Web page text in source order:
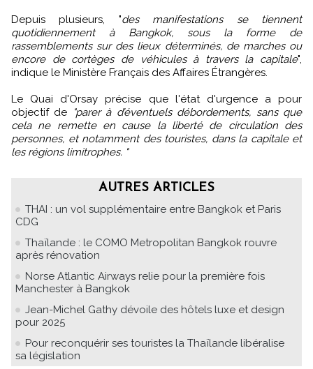
Depuis plusieurs, "des manifestations se tiennent
quotidiennement à Bangkok, sous la forme de
rassemblements sur des lieux déterminés, de marches ou
encore de cortèges de véhicules à travers la capitale",
indique le Ministère Français des Affaires Étrangères.
Le Quai d'Orsay précise que l'état d'urgence a pour
objectif de
"parer à d’éventuels débordements, sans que
cela ne remette en cause la liberté de circulation des
personnes, et notamment des touristes, dans la capitale et
les régions limitrophes. "
AUTRES ARTICLES
THAI : un vol supplémentaire entre Bangkok et Paris
CDG
Thaïlande : le COMO Metropolitan Bangkok rouvre
après rénovation
Norse Atlantic Airways relie pour la première fois
Manchester à Bangkok
Jean-Michel Gathy dévoile des hôtels luxe et design
pour 2025
Pour reconquérir ses touristes la Thaïlande libéralise
sa législation